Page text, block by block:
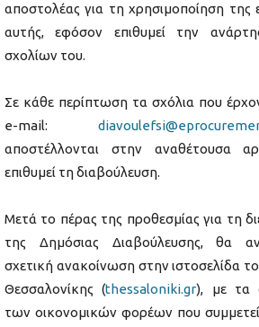
αποστολέας για τη χρησιμοποίηση της
αυτής, εφόσον επιθυμεί την
σχολίων του.
Σε κάθε περίπτωση τα σχόλια που
e-mail:
αποστέλλονται στην αναθέτουσα
επιθυμεί τη διαβούλευση.
Μετά το πέρας της προθεσμίας για τη
της Δημόσιας Διαβούλευσης, θα
σχετική ανακοίνωση στην ιστοσελίδα
Θεσσαλονίκης (thessaloniki.gr), με τα
των οικονομικών φορέων που